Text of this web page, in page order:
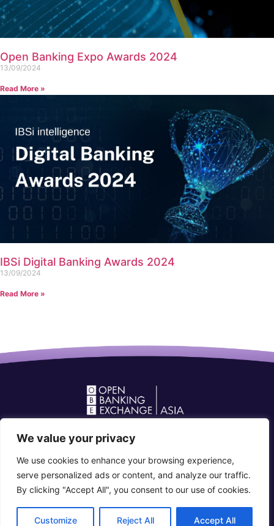
We value your privacy
We use cookies to enhance your browsing experience,
serve personalized ads or content, and analyze our traffic.
By clicking "Accept All", you consent to our use of cookies.
Customize Reject All Accept All
Open Banking Expo Awards 2024
13/09/2024
Read More »
IBSi Digital Banking Awards 2024
13/09/2024
Read More »
Open Banking Forum in Asia
Connect with us
© 2026 Open Banking Forum in Asia. All rights reserved